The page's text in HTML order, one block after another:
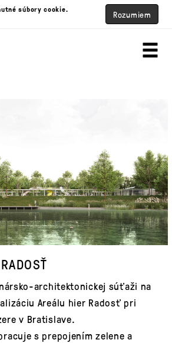
súbory cookie. Rozumiem
architektonickej súťaži na
Areálu hier Radosť pri
v Bratislave.
s prepojením zelene a